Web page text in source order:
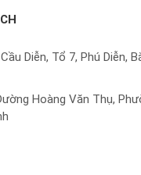
Diễn, Tổ 7, Phú Diễn,
Hoàng Văn Thụ,